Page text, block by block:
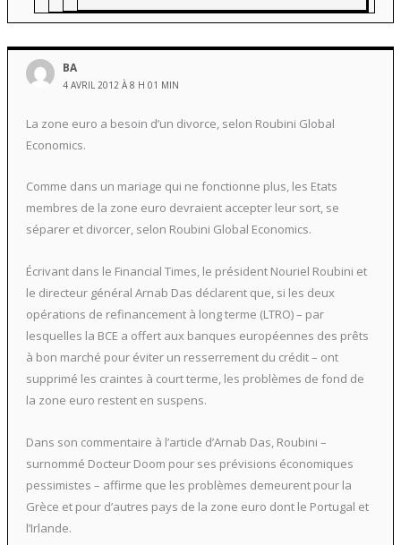
BA
4 AVRIL 2012 À 8 H 01 MIN
La zone euro a besoin d’un divorce, selon Roubini Global
Economics.
Comme dans un mariage qui ne fonctionne plus, les Etats
membres de la zone euro devraient accepter leur sort, se
séparer et divorcer, selon Roubini Global Economics.
Écrivant dans le Financial Times, le président Nouriel Roubini et
le directeur général Arnab Das déclarent que, si les deux
opérations de refinancement à long terme (LTRO) – par
lesquelles la BCE a offert aux banques européennes des prêts
à bon marché pour éviter un resserrement du crédit – ont
supprimé les craintes à court terme, les problèmes de fond de
la zone euro restent en suspens.
Dans son commentaire à l’article d’Arnab Das, Roubini –
surnommé Docteur Doom pour ses prévisions économiques
pessimistes – affirme que les problèmes demeurent pour la
Grèce et pour d’autres pays de la zone euro dont le Portugal et
l’Irlande.